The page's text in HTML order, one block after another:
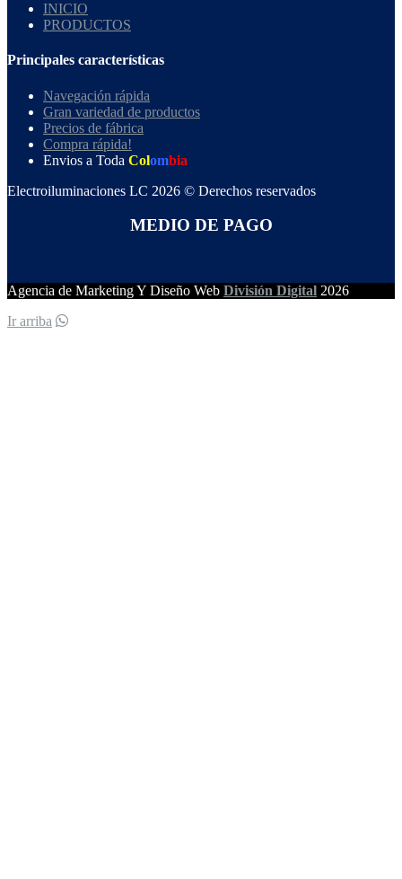
INICIO
PRODUCTOS
Principales características
Navegación rápida
Gran variedad de productos
Precios de fábrica
Compra rápida!
Envios a Toda Colombia
Electroiluminaciones LC 2026 © Derechos reservados
MEDIO DE PAGO
Agencia de Marketing Y Diseño Web División Digital 2026
Ir arriba